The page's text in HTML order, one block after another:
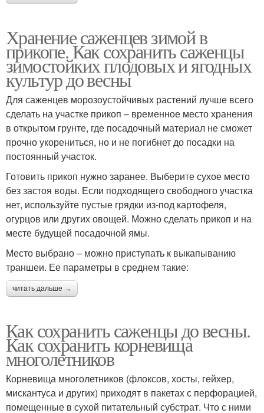
Хранение саженцев зимой в
прикопе. Как сохранить саженцы
зимостойких плодовых и ягодных
культур до весны
Для саженцев морозоустойчивых растений лучше всего
сделать на участке прикоп – временное место хранения
в открытом грунте, где посадочный материал не сможет
прочно укорениться, но и не погибнет до посадки на
постоянный участок.
Готовить прикоп нужно заранее. Выберите сухое место
без застоя воды. Если подходящего свободного участка
нет, используйте пустые грядки из-под картофеля,
огурцов или других овощей. Можно сделать прикоп и на
месте будущей посадочной ямы.
Место выбрано – можно приступать к выкапыванию
траншеи. Ее параметры в среднем такие:
читать дальше →
Как сохранить саженцы до весны.
Как сохранить корневища
многолетников
Корневища многолетников (флоксов, хосты, гейхер,
мискантуса и других) приходят в пакетах с перфорацией,
помещенные в сухой питательный субстрат. Что с ними